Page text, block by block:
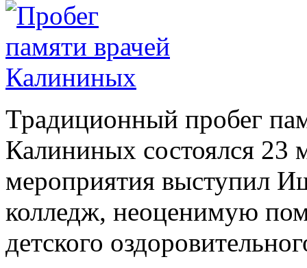
Традиционный пробег
Калининых состоялся 23
мероприятия выступил
колледж, неоценимую
детского